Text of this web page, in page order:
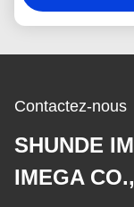
Contactez-nous
SHUNDE
IMEGA